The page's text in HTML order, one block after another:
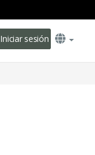
Iniciar sesión